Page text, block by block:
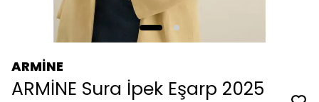
ARMİNE
ARMİNE Sura İpek Eşarp 2025